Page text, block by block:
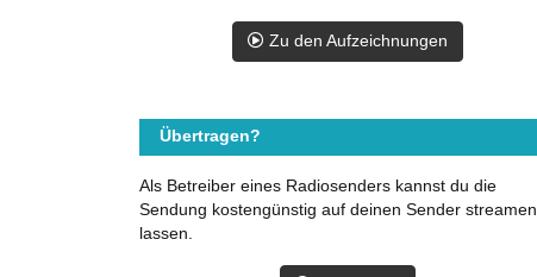
Zu den Aufzeichnungen
Übertragen?
Als Betreiber eines Radiosenders kannst du die
Sendung kostengünstig auf deinen Sender streamen
lassen.